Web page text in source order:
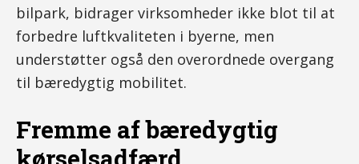
bilpark, bidrager virksomheder ikke blot til at
forbedre luftkvaliteten i byerne, men
understøtter også den overordnede overgang
til bæredygtig mobilitet.
Fremme af bæredygtig